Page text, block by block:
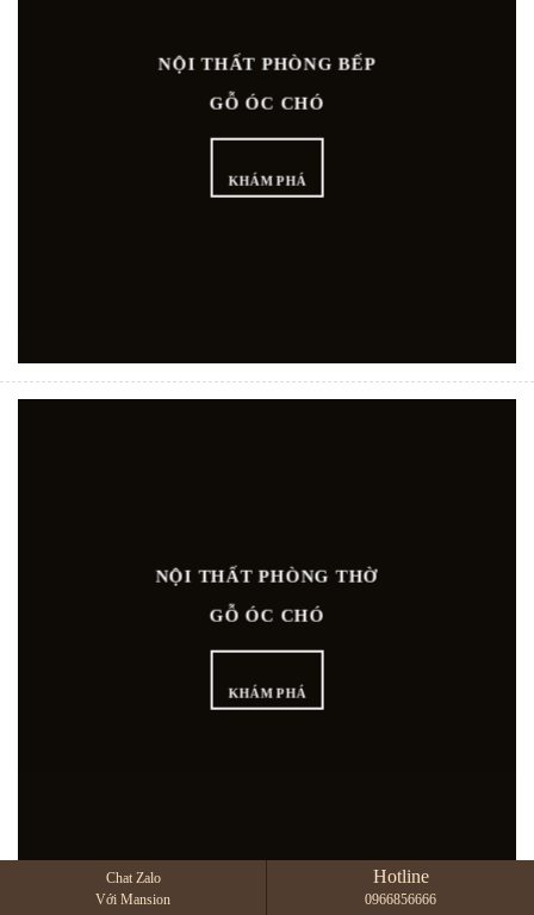
NỘI THẤT PHÒNG BẾP
GỖ ÓC CHÓ
KHÁM PHÁ
NỘI THẤT PHÒNG THỜ
GỖ ÓC CHÓ
KHÁM PHÁ
Chat Zalo
Với Mansion
Hotline
0966856666